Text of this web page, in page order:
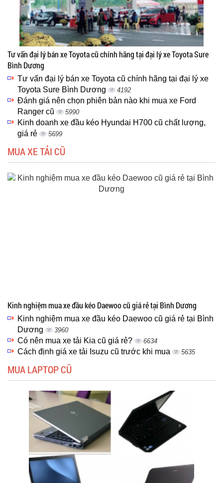
Tư vấn đại lý bán xe Toyota cũ chính hãng tại đại lý xe Toyota Sure
Bình Dương
Tư vấn đại lý bán xe Toyota cũ chính hãng tại đại lý xe
Toyota Sure Bình Dương
4192
Đánh giá nên chọn phiên bản nào khi mua xe Ford
Ranger cũ
5990
Kinh doanh xe đầu kéo Hyundai H700 cũ chất lượng,
giá rẻ
5699
MUA XE TẢI CŨ
Kinh nghiệm mua xe đầu kéo Daewoo cũ giá rẻ tại Bình Dương
Kinh nghiệm mua xe đầu kéo Daewoo cũ giá rẻ tại Bình
Dương
3960
Có nên mua xe tải Kia cũ giá rẻ? 6634
Cách định giá xe tải Isuzu cũ trước khi mua 5635
MUA LAPTOP CŨ